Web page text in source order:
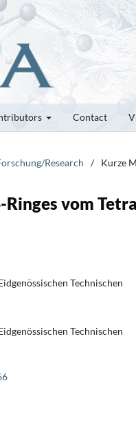
Contact
Research / Kurze
vom
Technischen
Technischen